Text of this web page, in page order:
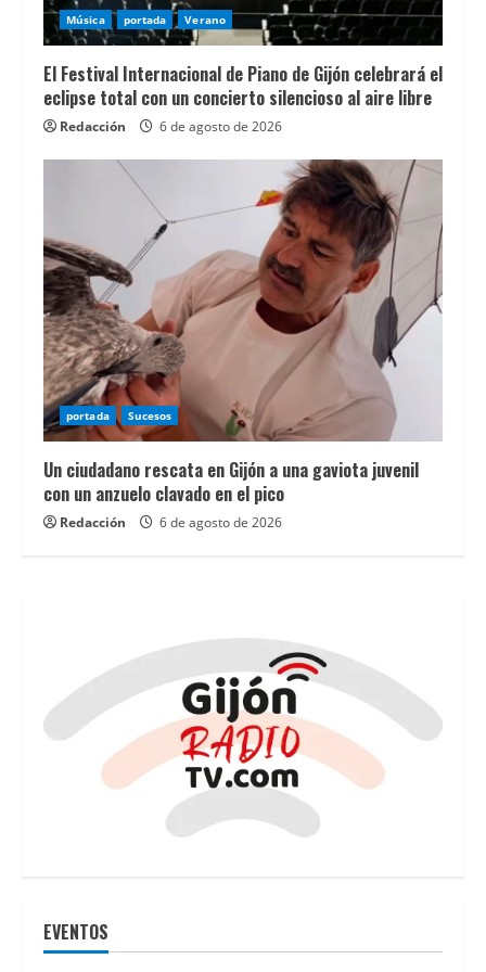
EspaÃ±a
encontrarÃ¡s
informaciÃ³n
Ãºtil
para
valorar
y
sus
caracterÃ­
sticas
principales.
Descubre
las
Ãºltimas
tendencias
del
conoce
las
mejores
opciones
dinero
real
Música portada Verano
El Festival Internacional de Piano de Gijón celebrará el
eclipse total con un concierto silencioso al aire libre
Redacción 6 de agosto de 2026
portada Sucesos
Un ciudadano rescata en Gijón a una gaviota juvenil
con un anzuelo clavado en el pico
Redacción 6 de agosto de 2026
EVENTOS